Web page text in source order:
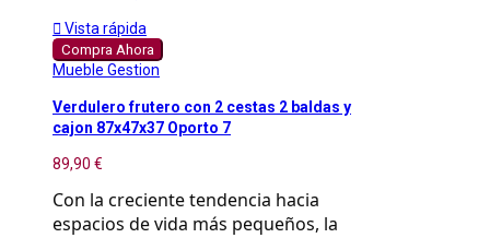
 Vista rápida
Compra Ahora
Mueble Gestion
Verdulero frutero con 2 cestas 2 baldas y
cajon 87x47x37 Oporto 7
89,90 €
Con la creciente tendencia hacia
espacios de vida más pequeños, la